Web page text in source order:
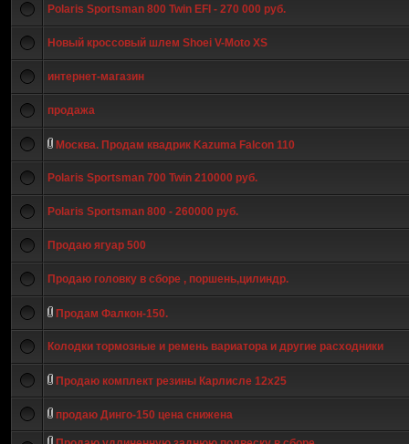
Polaris Sportsman 800 Twin EFI - 270 000 руб.
Новый кроссовый шлем Shoei V-Moto XS
интернет-магазин
продажа
Москва. Продам квадрик Kazuma Falcon 110
Polaris Sportsman 700 Twin 210000 руб.
Polaris Sportsman 800 - 260000 руб.
Продаю ягуар 500
Продаю головку в сборе , поршень,цилиндр.
Продам Фалкон-150.
Колодки тормозные и ремень вариатора и другие расходники
Продаю комплект резины Карлисле 12х25
продаю Динго-150 цена снижена